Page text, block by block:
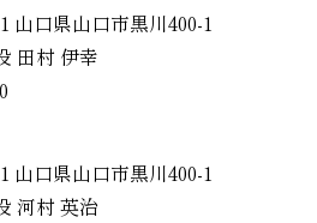
山口県山口市黒川400-1
田村 伊幸
山口県山口市黒川400-1
河村 英治